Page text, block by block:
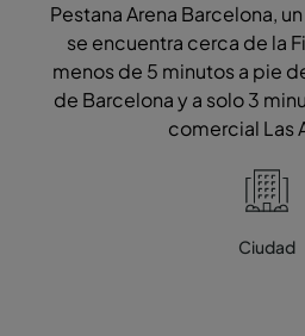
Pestana Arena Barcelona,
se encuentra cerca de la
menos de 5 minutos a pie
de Barcelona y a solo 3
comercial Las
Ciudad